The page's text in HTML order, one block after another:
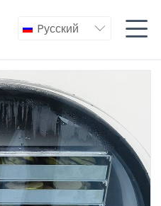
Pусский  